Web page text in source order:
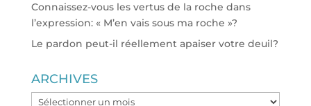
Connaissez-vous les vertus de la roche dans
l’expression: « M’en vais sous ma roche »?
Le pardon peut-il réellement apaiser votre deuil?
ARCHIVES
ARCHIVES